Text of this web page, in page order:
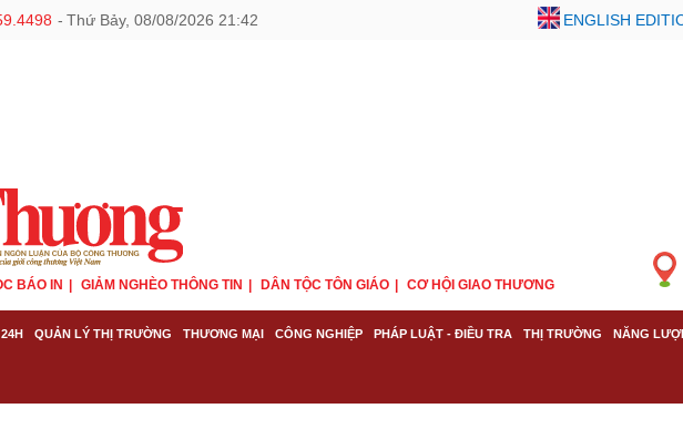
- Thứ Bảy, 08/08/2026 21:42 ENGLISH
BÁO IN GIẢM NGHÈO THÔNG TIN DÂN TỘC TÔN GIÁO CƠ HỘI GIAO THƯƠNG
QUẢN LÝ THỊ TRƯỜNG THƯƠNG MẠI CÔNG NGHIỆP PHÁP LUẬT - ĐIỀU TRA THỊ TRƯỜNG NĂNG